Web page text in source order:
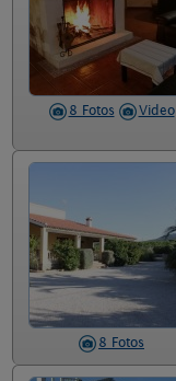
8 Fotos Video
8 Fotos